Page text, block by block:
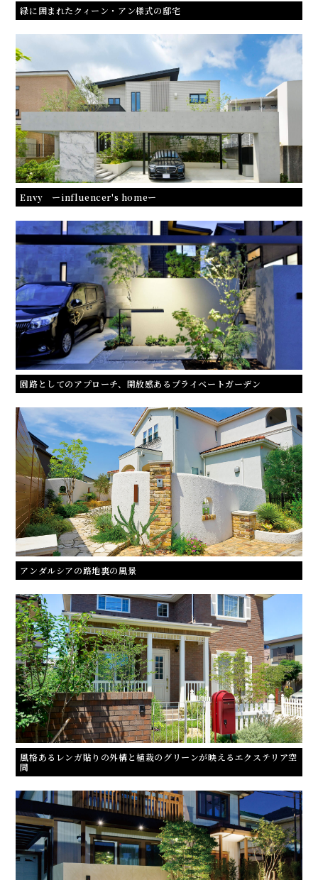
緑に囲まれたクィーン・アン様式の邸宅
Envy ーinfluencer's homeー
園路としてのアプローチ、開放感あるプライベートガーデン
アンダルシアの路地裏の風景
風格あるレンガ貼りの外構と植栽のグリーンが映えるエクステリア空
間